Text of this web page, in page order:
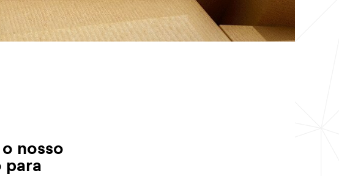
nosso
para